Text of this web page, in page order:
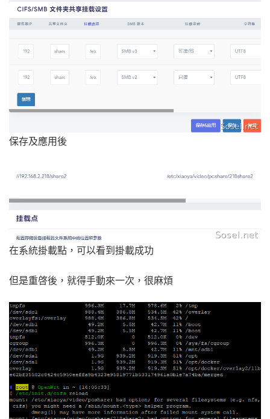
保存及應用後
在系統掛載點，可以看到掛載成功
但是重啓後，就得手動來一次，很麻煩